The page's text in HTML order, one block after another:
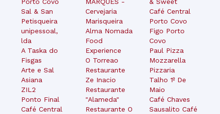
Sal & San
Petisqueira
unipessoal,
lda
A Taska do
Fisgas
Arte e Sal
Asiana
ZIL2
Ponto Final
Café Central
Cervejaria
Marisqueira
Alma Nomada
Food
Experience
O Torreao
Restaurante
Ze Inacio
Restaurante
"Alameda"
Restaurante O
Café Central
Porto Covo
Figo Porto
Covo
Paul Pizza
Mozzarella
Pizzaria
Talho 1º De
Maio
Café Chaves
Sausalito Café